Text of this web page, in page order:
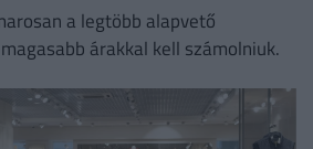
a legtöbb alapvető
árakkal kell számolniuk.